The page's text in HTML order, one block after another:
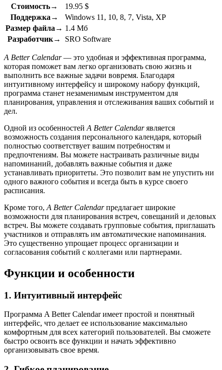
Стоимость→
19.95 $
Поддержка→
Windows 11, 10, 8, 7, Vista, XP
Размер файла→ 1.4 Мб
Разработчик→
SRO Software
A Better Calendar— это удобная и эффективная программа,
которая поможет вам легко организовать свою жизнь и
выполнить все важные задачи вовремя. Благодаря
интуитивному интерфейсу и широкому набору функций,
программа станет незаменимым инструментом для
планирования, управления и отслеживания ваших событий и
дел.
Одной из особенностей A Better Calendarявляется
возможность создания персонального календаря, который
полностью соответствует вашим потребностям и
предпочтениям. Вы можете настраивать различные виды
напоминаний, добавлять важные события и даже
устанавливать приоритеты. Это позволит вам не упустить ни
одного важного события и всегда быть в курсе своего
расписания.
Кроме того, A Better Calendarпредлагает широкие
возможности для планирования встреч, совещаний и деловых
встреч. Вы можете создавать групповые события, приглашать
участников и отправлять им автоматические напоминания.
Это существенно упрощает процесс организации и
согласования событий с коллегами или партнерами.
Функции и особенности
1. Интуитивный интерфейс
Программа A Better Calendar имеет простой и понятный
интерфейс, что делает ее использование максимально
комфортным для всех категорий пользователей. Вы сможете
быстро освоить все функции и начать эффективно
организовывать свое время.